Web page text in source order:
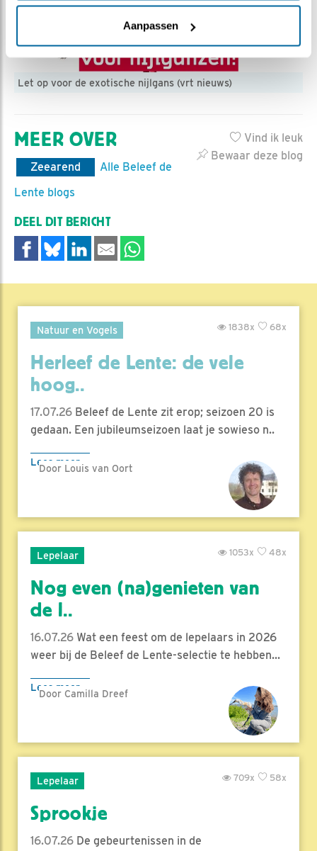
Aanpassen
Let op voor de exotische nijlgans (vrt nieuws)
Vind ik leuk
Bewaar deze blog
MEER OVER
Zeearend
Alle Beleef de
Lente blogs
DEEL DIT BERICHT
Natuur en Vogels 68x
1838x
Herleef de Lente: de vele
hoog..
17.07.26 Beleef de Lente zit erop; seizoen 20 is
gedaan. Een jubileumseizoen laat je sowieso n..
Lees meer
Door Louis van Oort
Lepelaar 48x
1053x
Nog even (na)genieten van
de l..
16.07.26 Wat een feest om de lepelaars in 2026
weer bij de Beleef de Lente-selectie te hebben...
Lees meer
Door Camilla Dreef
Lepelaar 58x
709x
Sprookje
16.07.26 De gebeurtenissen in de